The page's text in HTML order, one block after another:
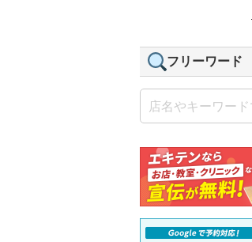
フリーワード